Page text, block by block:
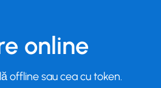
online
offline sau cea cu token.